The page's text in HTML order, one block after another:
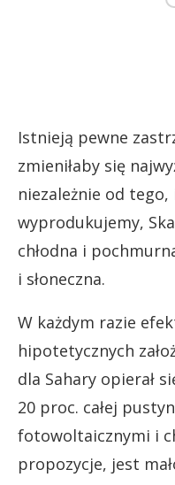
Istnieją pewne
zmieniłaby się
niezależnie od tego,
wyprodukujemy,
chłodna i
i słoneczna.
W każdym razie
hipotetycznych
dla Sahary opierał
20 proc. całej
fotowoltaicznymi i
propozycje, jest